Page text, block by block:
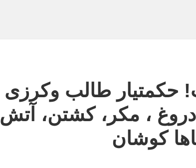
حکمتیار طالب وکرزی
، مکر، کشتن، آتش
کوشان